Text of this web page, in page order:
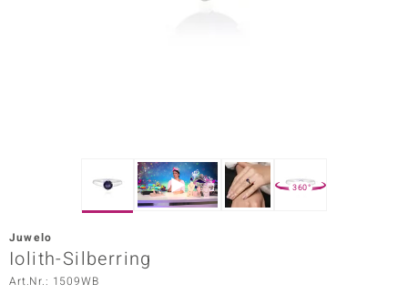
Vogue
360°
Juwelo
Iolith-Silberring
Art.Nr.: 1509WB